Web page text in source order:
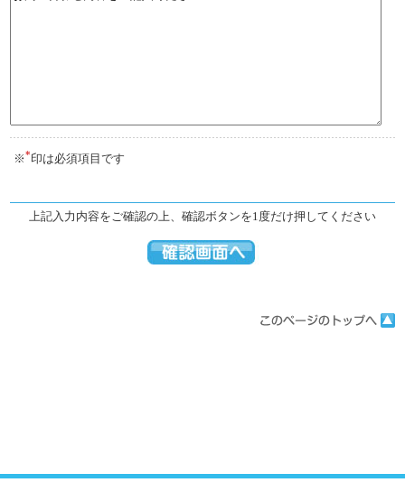
※*印は必須項目です
上記入力内容をご確認の上、確認ボタンを1度だけ押してください